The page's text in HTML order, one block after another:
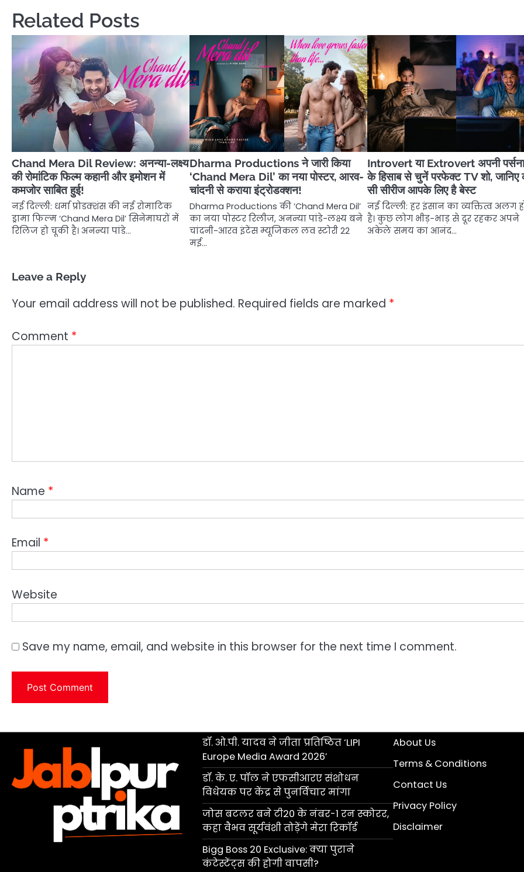
Related Posts
Chand Mera Dil Review: अनन्या-लक्ष्य
की रोमांटिक फिल्म कहानी और इमोशन में
कमजोर साबित हुई!
नई दिल्ली: धर्मा प्रोडक्शंस की नई रोमाटिक
ड्रामा फिल्म ‘Chand Mera Dil’ सिनेमाघरों में
रिलिज हो चूकी है। अनन्या पांडे…
Dharma Productions ने जारी किया
‘Chand Mera Dil’ का नया पोस्टर, आरव-
चांदनी से कराया इंट्रोडक्शन!
Dharma Productions की ‘Chand Mera Dil’
का नया पोस्टर रिलीज, अनन्या पांडे-लक्ष्य बने
चांदनी-आरव इंटेंस म्यूजिकल लव स्टोरी 22
मई…
Introvert या Extrovert अपनी
के हिसाब से चुनें परफेक्ट TV शो, जानिए
सी सीरीज आपके लिए है बेस्ट
नई दिल्ली: हर इंसान का व्यक्तित्व अलग
है। कुछ लोग भीड़-भाड़ से दूर रहकर अपने
अकेले समय का आनंद…
Leave a Reply
Your email address will not be published. Required fields are marked *
Comment *
Name *
Email *
Website
Save my name, email, and website in this browser for the next time I comment.
डॉ. ओ.पी. यादव ने जीता प्रतिष्ठित ‘LIPI
Europe Media Award 2026’
डॉ. के. ए. पॉल ने एफसीआरए संशोधन
विधेयक पर केंद्र से पुनर्विचार मांगा
जोस बटलर बने टी20 के नंबर-1 रन स्कोरर,
कहा वैभव सूर्यवंशी तोड़ेंगे मेरा रिकॉर्ड
Bigg Boss 20 Exclusive: क्या पुराने
कंटेस्टेंट्स की होगी वापसी?
About Us
Terms & Conditions
Contact Us
Privacy Policy
Disclaimer